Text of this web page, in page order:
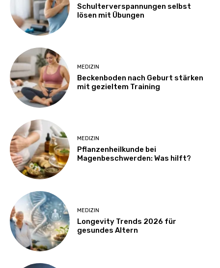
Schulterverspannungen selbst
lösen mit Übungen
MEDIZIN
Beckenboden nach Geburt stärken
mit gezieltem Training
MEDIZIN
Pflanzenheilkunde bei
Magenbeschwerden: Was hilft?
MEDIZIN
Longevity Trends 2026 für
gesundes Altern